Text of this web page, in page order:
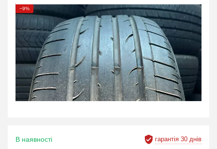
−9%
гарантія 30 днів
В наявності